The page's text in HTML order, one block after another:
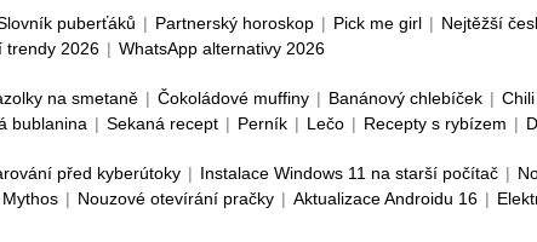
puberťáků | Partnerský horoskop | Pick me girl | Nejtěžší
trendy 2026 | WhatsApp alternativy 2026
na smetaně | Čokoládové muffiny | Banánový chlebíček |
bublanina | Sekaná recept | Perník | Lečo | Recepty s rybízem |
před kyberútoky | Instalace Windows 11 na starší počítač |
| Nouzové otevírání pračky | Aktualizace Androidu 16 |